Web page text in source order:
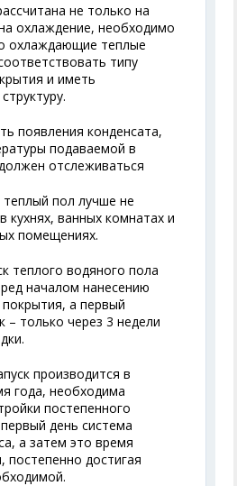
не только на
охлаждение, необходимо
охлаждающие теплые
типу
и иметь
появления конденсата,
подаваемой в
отслеживаться
пол лучше не
кухнях, ванных комнатах и
помещениях.
теплого водяного пола
началом нанесению
а первый
– только через 3 недели
производится в
года, необходима
постепенного
день система
а затем это время
постепенно достигая